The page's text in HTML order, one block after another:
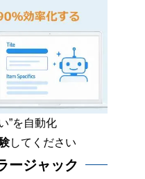
”を自動化
してください
ージャック